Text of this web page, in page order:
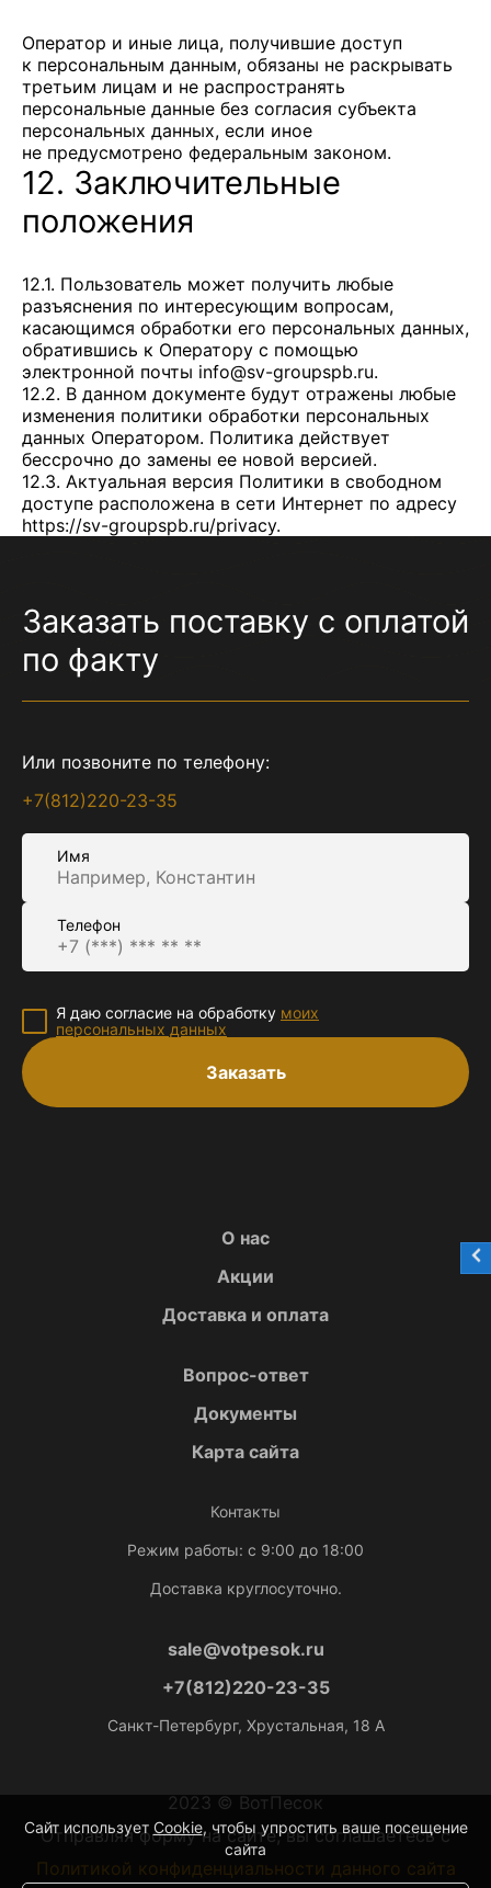
Оператор и иные лица, получившие доступ
к персональным данным, обязаны не раскрывать
третьим лицам и не распространять
персональные данные без согласия субъекта
персональных данных, если иное
не предусмотрено федеральным законом.
12. Заключительные
положения
12.1. Пользователь может получить любые
разъяснения по интересующим вопросам,
касающимся обработки его персональных данных,
обратившись к Оператору с помощью
электронной почты info@sv-groupspb.ru.
12.2. В данном документе будут отражены любые
изменения политики обработки персональных
данных Оператором. Политика действует
бессрочно до замены ее новой версией.
12.3. Актуальная версия Политики в свободном
доступе расположена в сети Интернет по адресу
https://sv-groupspb.ru/privacy.
Заказать поставку с оплатой
по факту
Или позвоните по телефону:
+7(812)220-23-35
Имя
Телефон
Я даю согласие на обработку моих
персональных данных
Заказать
О нас
Акции
Доставка и оплата
Вопрос-ответ
Документы
Карта сайта
Контакты
Режим работы: с 9:00 до 18:00
Доставка круглосуточно.
sale@votpesok.ru
+7(812)220-23-35
Санкт-Петербург, Хрустальная, 18 А
2023 © ВотПесок
Отправляя форму на сайте, вы соглашаетесь с
Политикой конфиденциальности данного сайта
Сайт использует Cookie, чтобы упростить ваше посещение
сайта